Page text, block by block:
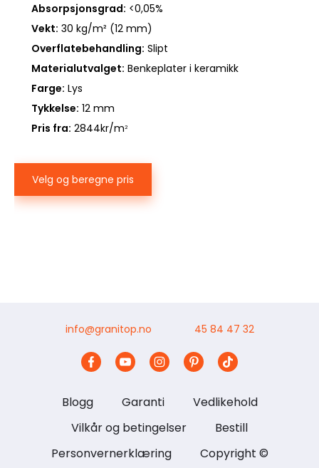
Absorpsjonsgrad: <0,05%
Vekt: 30 kg/m² (12 mm)
Overflatebehandling: Slipt
Materialutvalget: Benkeplater i keramikk
Farge: Lys
Tykkelse: 12 mm
Pris fra: 2844kr/m2
Velg og beregne pris
info@granitop.no 45 84 47 32
Blogg Garanti
Vedlikehold
Vilkår og betingelser
Bestill
Personvernerklæring
Copyright ©